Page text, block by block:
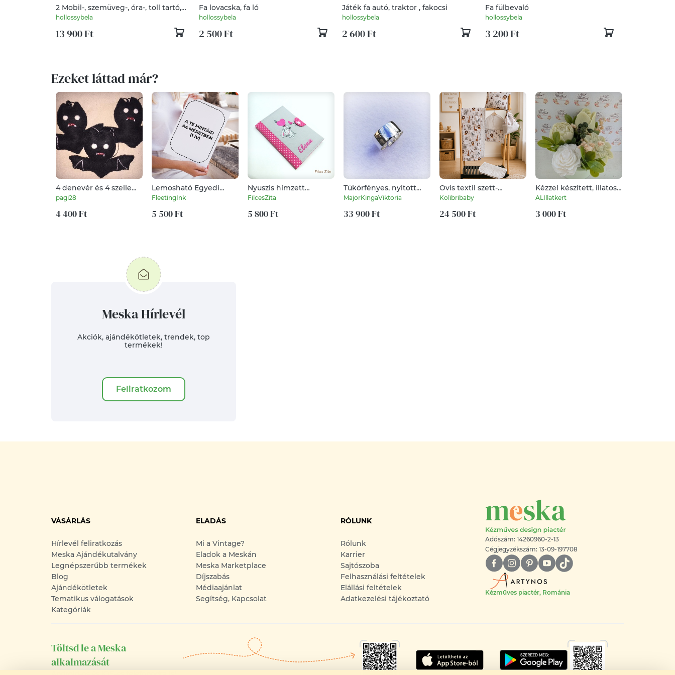
2 Mobil-, szemüveg-, óra-, toll tartó,
asztali rendező
hollossybela
13 900 Ft
Fa lovacska, fa ló
hollossybela
2 500 Ft
Játék fa autó, traktor , fakocsi
hollossybela
2 600 Ft
Fa fülbevaló
hollossybela
3 200 Ft
Ezeket láttad már?
4 denevér és 4 szellem
Sakura részére
pagi28
4 400 Ft
Lemosható Egyedi
Tetoválás (1 db A4 oldal)
FleetingInk
5 500 Ft
Nyuszis hímzett
egészségügyi kiskönyv
FilcesZita
5 800 Ft
Tükörfényes, nyitott
ezüst gyűrű
MajorKingaViktoria
33 900 Ft
Ovis textil szett-
szafari/szürke
Kolibribaby
24 500 Ft
Kézzel készített, illatos
szójaviasz
Több színben
ALIllatkert
3 000 Ft
Meska Hírlevél
Akciók, ajándékötletek, trendek, top
termékek!
Feliratkozom
VÁSÁRLÁS
Hírlevél feliratkozás
Meska Ajándékutalvány
Legnépszerűbb termékek
Blog
Ajándékötletek
Tematikus válogatások
Kategóriák
ELADÁS
Mi a Vintage?
Eladok a Meskán
Meska Marketplace
Díjszabás
Médiaajánlat
Segítség, Kapcsolat
RÓLUNK
Rólunk
Karrier
Sajtószoba
Felhasználási feltételek
Elállási feltételek
Adatkezelési tájékoztató
Adószám: 14260960-2-13
Cégjegyzékszám: 13-09-197708
Kézműves piactér, Románia
Töltsd le a Meska
alkalmazását